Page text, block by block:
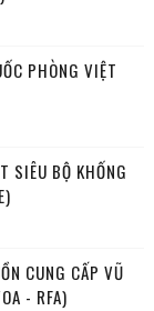
PHÒNG VIỆT
SIÊU BỘ KHỐNG
CUNG CẤP VŨ
- RFA)